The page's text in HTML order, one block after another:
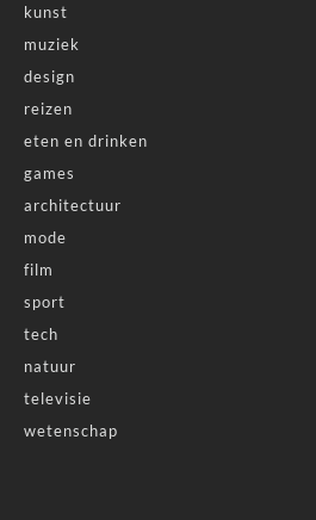
kunst
muziek
design
reizen
eten en drinken
games
architectuur
mode
film
sport
tech
natuur
televisie
wetenschap